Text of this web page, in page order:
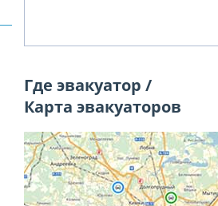
Где эвакуатор /
Карта эвакуаторов